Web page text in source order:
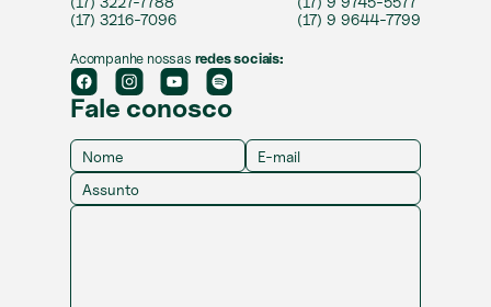
(17) 3216-7096
(17) 9 9644-7799
Acompanhe nossas redes sociais:
Fale conosco